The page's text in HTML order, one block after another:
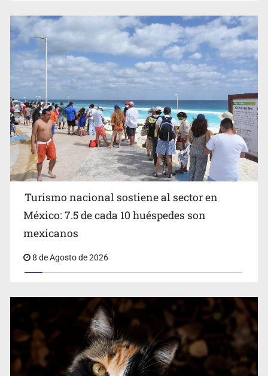
EU reanudará este sábado inspecciones de aguacate en
Michoacán
Belinda se corona como la más bella de 2026 en People
Turismo nacional sostiene al sector en
México: 7.5 de cada 10 huéspedes son
mexicanos
8 de Agosto de 2026